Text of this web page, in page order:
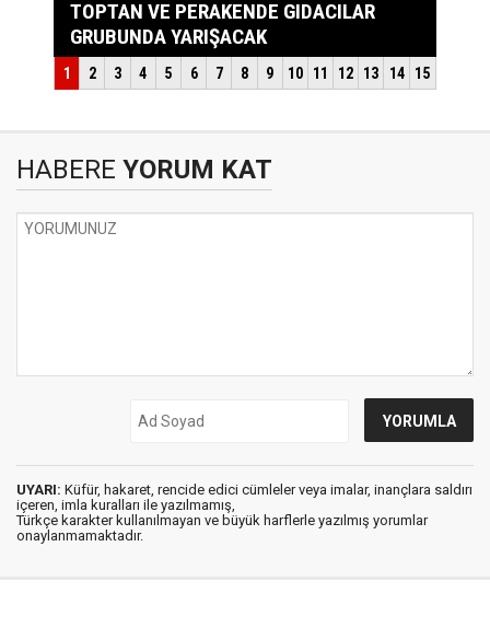
HABERE YORUM KAT
UYARI: Küfür, hakaret, rencide edici cümleler veya imalar, inançlara saldırı
içeren, imla kuralları ile yazılmamış,
Türkçe karakter kullanılmayan ve büyük harflerle yazılmış yorumlar
onaylanmamaktadır.